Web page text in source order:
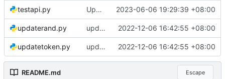
testapi.py Update testapi.py 2023-06-06 19:29:39 +08:00
updaterand.py update e5api 2022-12-06 16:42:55 +08:00
updatetoken.py update e5api 2022-12-06 16:42:55 +08:00
README.md Escape